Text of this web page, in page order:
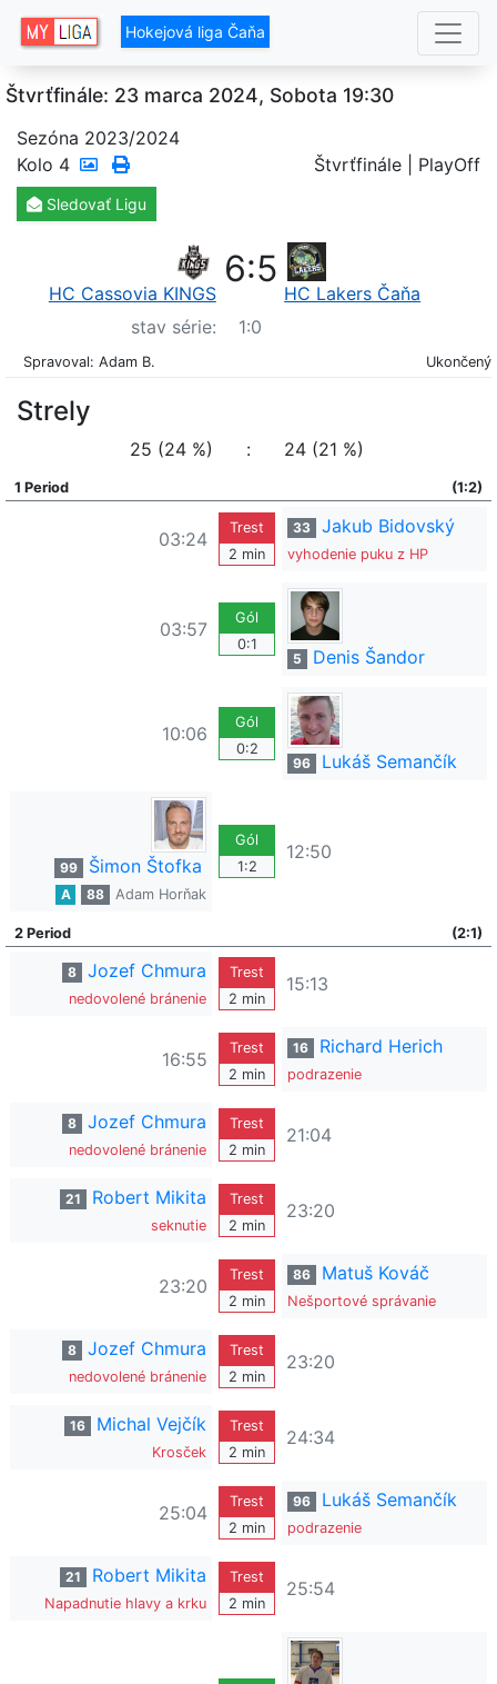
Hokejová liga Čaňa
Štvrťfinále: 23 marca 2024, Sobota 19:30
Sezóna 2023/2024
Kolo 4 Štvrťfinále | PlayOff
Sledovať Ligu
HC Cassovia KINGS
6:5
HC Lakers Čaňa
stav série:
1:0
Spravoval: Adam B. Ukončený
Strely
25 (24 %) : 24 (21 %)
1 Period (1:2)
03:24
Trest
2 min
33 Jakub Bidovský
vyhodenie puku z HP
03:57
Gól
0:1
5
Denis Šandor
10:06
Gól
0:2
96
Lukáš Semančík
99 Šimon Štofka
A 88 Adam Horňak
Gól
1:2
12:50
2 Period (2:1)
8 Jozef Chmura
nedovolené bránenie
Trest
2 min
15:13
16:55
Trest
2 min
16 Richard Herich
podrazenie
8 Jozef Chmura
nedovolené bránenie
Trest
2 min
21:04
21 Robert Mikita
seknutie
Trest
2 min
23:20
23:20
Trest
2 min
86 Matuš Kováč
Nešportové správanie
8 Jozef Chmura
nedovolené bránenie
Trest
2 min
23:20
16 Michal Vejčík
Krosček
Trest
2 min
24:34
25:04
Trest
2 min
96 Lukáš Semančík
podrazenie
21 Robert Mikita
Napadnutie hlavy a krku
Trest
2 min
25:54